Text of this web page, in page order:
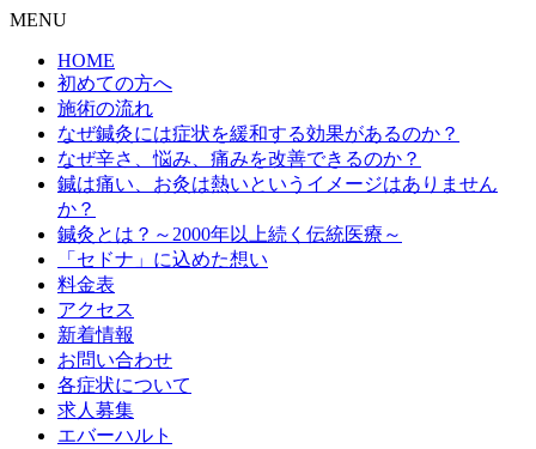
MENU
HOME
初めての方へ
施術の流れ
なぜ鍼灸には症状を緩和する効果があるのか？
なぜ辛さ、悩み、痛みを改善できるのか？
鍼は痛い、お灸は熱いというイメージはありません
か？
鍼灸とは？～2000年以上続く伝統医療～
「セドナ」に込めた想い
料金表
アクセス
新着情報
お問い合わせ
各症状について
求人募集
エバーハルト